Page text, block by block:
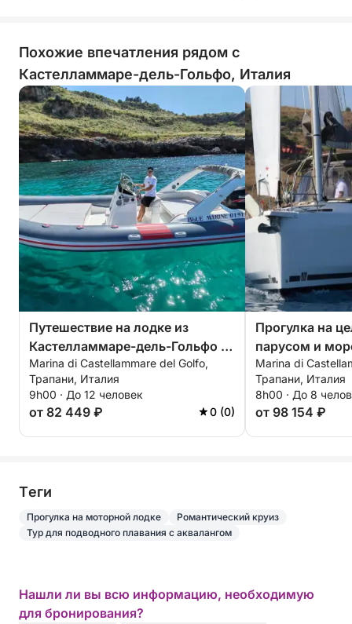
Похожие впечатления рядом с
Кастелламмаре-дель-Гольфо, Италия
Путешествие на лодке из
Кастелламмаре-дель-Гольфо в
Сан-Вито-Ло-Капо
Marina di Castellammare del Golfo,
Трапани, Италия
9h00 · До 12 человек
от 82 449 ₽ 0 (0)
Прогулка на
парусом и
путешествие
заповеднике
Marina di
Трапани, Италия
8h00 · До 8
от 98 154 ₽
Tеги
Прогулка на моторной лодке
Романтический круиз
Тур для подводного плавания с аквалангом
Нашли ли вы всю информацию, необходимую
для бронирования?